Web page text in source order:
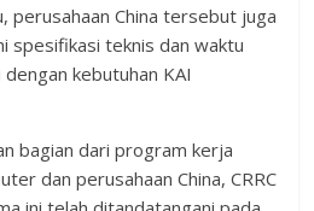
perusahaan China tersebut juga
spesifikasi teknis dan waktu
kebutuhan KAI
bagian dari program kerja
dan perusahaan China, CRRC